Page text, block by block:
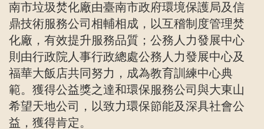
南市垃圾焚化廠由臺南市政府環境保護局及信
鼎技術服務公司相輔相成，以互稽制度管理焚
化廠，有效提升服務品質；公務人力發展中心
則由行政院人事行政總處公務人力發展中心及
福華大飯店共同努力，成為教育訓練中心典
範。獲得公益獎之達和環保服務公司與大東山
希望天地公司，以致力環保節能及深具社會公
益，獲得肯定。